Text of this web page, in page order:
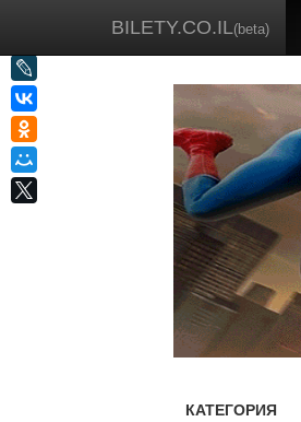
BILETY.CO.IL(beta)
КАТЕГОРИЯ